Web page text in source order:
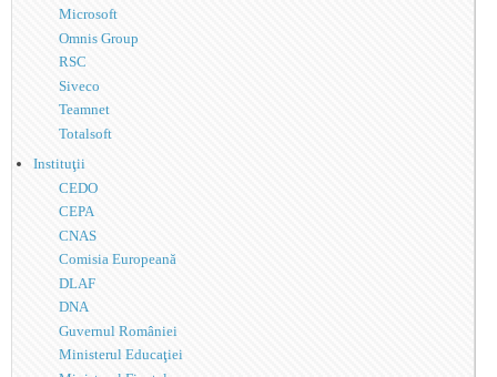
Microsoft
Omnis Group
RSC
Siveco
Teamnet
Totalsoft
Instituţii
CEDO
CEPA
CNAS
Comisia Europeană
DLAF
DNA
Guvernul României
Ministerul Educaţiei